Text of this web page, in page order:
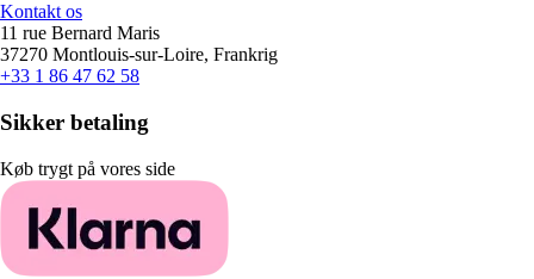
Kontakt os
11 rue Bernard Maris
37270 Montlouis-sur-Loire, Frankrig
+33 1 86 47 62 58
Sikker betaling
Køb trygt på vores side